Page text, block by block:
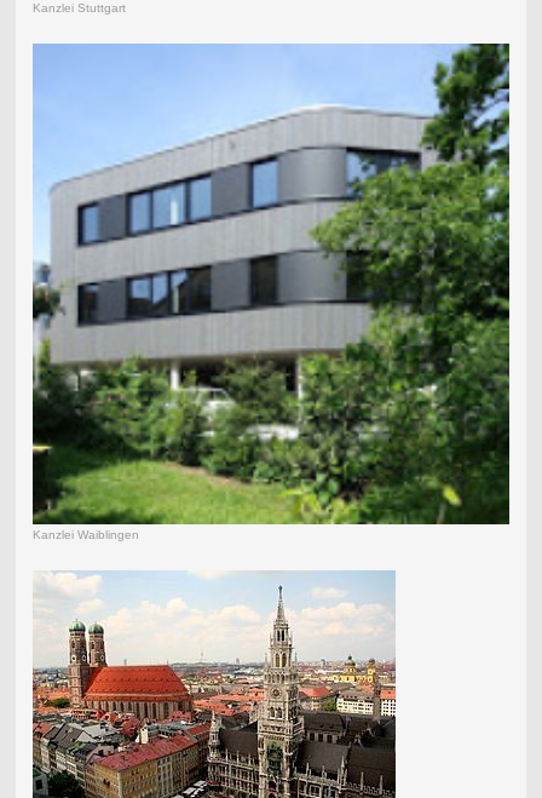
Kanzlei Stuttgart
Kanzlei Waiblingen